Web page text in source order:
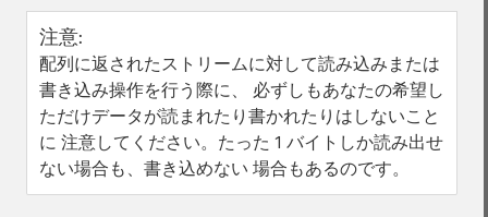
注意:
配列に返されたストリームに対して読み込みまたは
書き込み操作を行う際に、 必ずしもあなたの希望し
ただけデータが読まれたり書かれたりはしないこと
に 注意してください。たった 1 バイトしか読み出せ
ない場合も、書き込めない 場合もあるのです。